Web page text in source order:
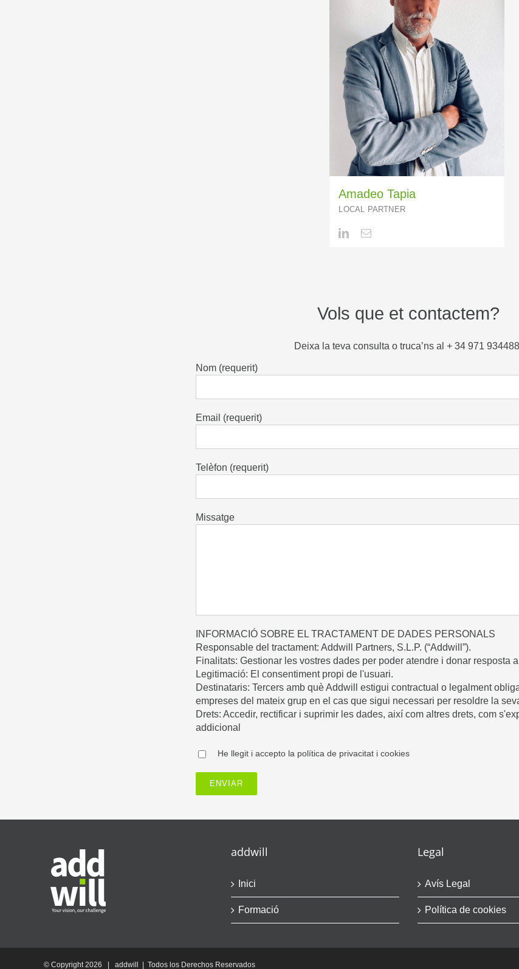
Amadeo Tapia
LOCAL PARTNER
Vols que et contactem?
Deixa la teva consulta o truca’ns al + 34 971
Nom (requerit)
Email (requerit)
Telèfon (requerit)
Missatge
INFORMACIÓ SOBRE EL TRACTAMENT DE DADES PERSONALS
Responsable del tractament: Addwill Partners, S.L.P. (“Addwill”).
Finalitats: Gestionar les vostres dades per poder atendre i donar resposta
Legitimació: El consentiment propi de l'usuari.
Destinataris: Tercers amb què Addwill estigui contractual o legalment
empreses del mateix grup en el cas que sigui necessari per resoldre la
Drets: Accedir, rectificar i suprimir les dades, així com altres drets, com
addicional
He llegit i accepto la política de privacitat i cookies
addwill
Inici
Formació
Legal
Avís Legal
Política de cookies
© Copyright2026 | addwill | Todos los Derechos Reservados